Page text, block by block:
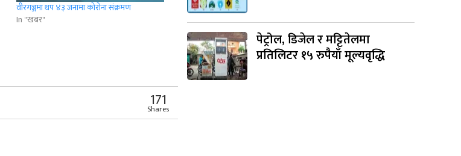
वीरगञ्जमा थप ४३ जनामा कोरोना संक्रमण
In "खबर"
171
Shares
पेट्रोल, डिजेल र मट्टितेलमा
प्रतिलिटर १५ रुपैयाँ मूल्यवृद्धि